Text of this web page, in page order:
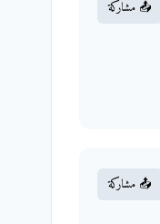
📤 مشاركة
📤 مشاركة